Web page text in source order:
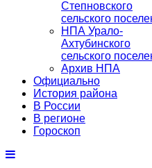
Степновского
сельского
НПА Урало-
Ахтубинского
сельского
Архив НПА
Официально
История района
В России
В регионе
Гороскоп